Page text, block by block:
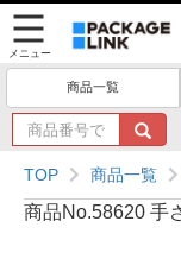
メニュー
商品一覧
商
品
番
号
で
TOP 商品一覧
商品No.58620 手